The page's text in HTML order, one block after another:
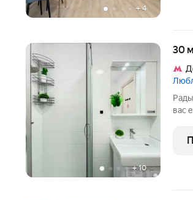
+4
+10
30
Рады Вас
вас